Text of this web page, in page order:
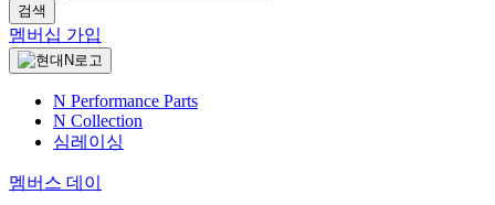
검색
멤버십 가입
N Performance Parts
N Collection
심레이싱
멤버스 데이